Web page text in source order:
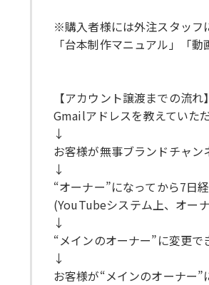
※購入者様には外注スタッフ
「台本制作マニュアル」「
【アカウント譲渡までの流れ】
Gmailアドレスを教えていた
↓
お客様が無事ブランドチャン
↓
“オーナー”になってから7日
(YouTubeシステム上、オー
↓
“メインのオーナー”に変更で
↓
お客様が“メインのオーナー”